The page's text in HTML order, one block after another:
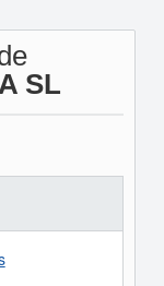
SL